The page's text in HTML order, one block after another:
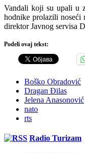
Vandali koji su upali u
hodnike prolazili noseći
direktor Javnog servisa
Podeli ovaj tekst:
Boško Obradović
Dragan Đilas
Jelena Anasonović
nato
rts
Radio Turizam